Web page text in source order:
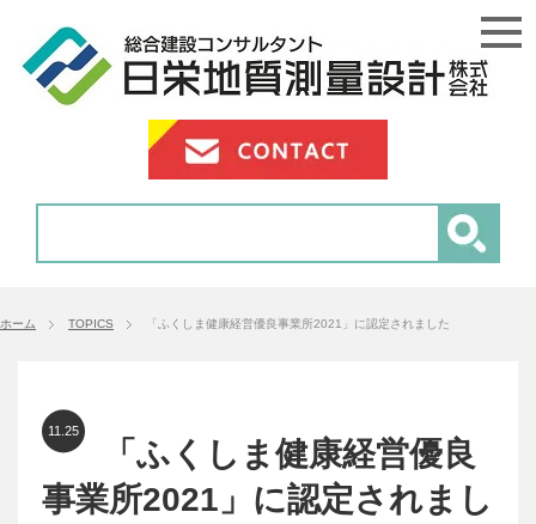
ホーム TOPICS 「ふくしま健康経営優良事業所2021」に認定されました
11.25
「ふくしま健康経営優良
事業所2021」に認定されまし